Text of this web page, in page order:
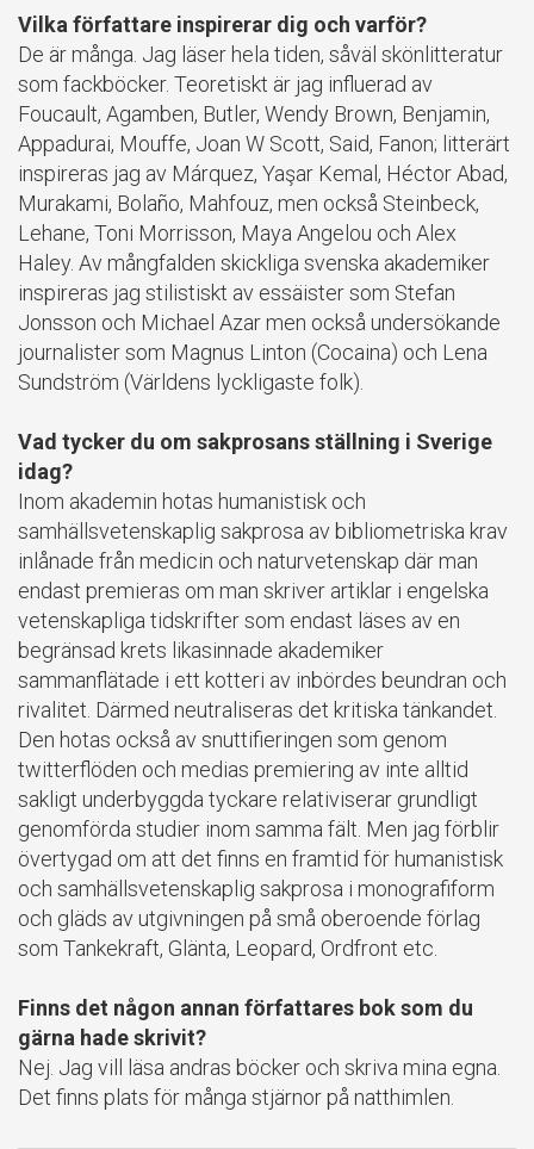
Vilka författare inspirerar dig och varför?
De är många. Jag läser hela tiden, såväl skönlitteratur
som fackböcker. Teoretiskt är jag influerad av
Foucault, Agamben, Butler, Wendy Brown, Benjamin,
Appadurai, Mouffe, Joan W Scott, Said, Fanon; litterärt
inspireras jag av Márquez, Yaşar Kemal, Héctor Abad,
Murakami, Bolaño, Mahfouz, men också Steinbeck,
Lehane, Toni Morrisson, Maya Angelou och Alex
Haley. Av mångfalden skickliga svenska akademiker
inspireras jag stilistiskt av essäister som Stefan
Jonsson och Michael Azar men också undersökande
journalister som Magnus Linton (Cocaina) och Lena
Sundström (Världens lyckligaste folk).
Vad tycker du om sakprosans ställning i Sverige
idag?
Inom akademin hotas humanistisk och
samhällsvetenskaplig sakprosa av bibliometriska krav
inlånade från medicin och naturvetenskap där man
endast premieras om man skriver artiklar i engelska
vetenskapliga tidskrifter som endast läses av en
begränsad krets likasinnade akademiker
sammanflätade i ett kotteri av inbördes beundran och
rivalitet. Därmed neutraliseras det kritiska tänkandet.
Den hotas också av snuttifieringen som genom
twitterflöden och medias premiering av inte alltid
sakligt underbyggda tyckare relativiserar grundligt
genomförda studier inom samma fält. Men jag förblir
övertygad om att det finns en framtid för humanistisk
och samhällsvetenskaplig sakprosa i monografiform
och gläds av utgivningen på små oberoende förlag
som Tankekraft, Glänta, Leopard, Ordfront etc.
Finns det någon annan författares bok som du
gärna hade skrivit?
Nej. Jag vill läsa andras böcker och skriva mina egna.
Det finns plats för många stjärnor på natthimlen.